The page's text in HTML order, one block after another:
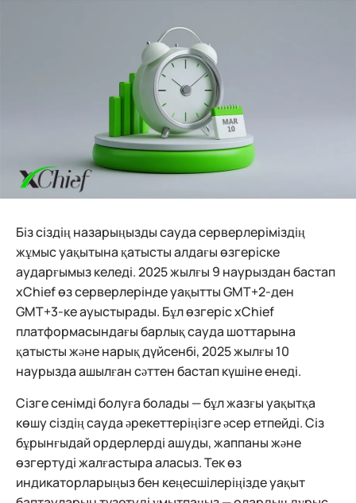
Біз сіздің назарыңызды сауда серверлеріміздің
жұмыс уақытына қатысты алдағы өзгеріске
аударғымыз келеді. 2025 жылғы 9 наурыздан бастап
xChief өз серверлерінде уақытты GMT+2-ден
GMT+3-ке ауыстырады. Бұл өзгеріс xChief
платформасындағы барлық сауда шоттарына
қатысты және нарық дүйсенбі, 2025 жылғы 10
наурызда ашылған сәттен бастап күшіне енеді.
Сізге сенімді болуға болады — бұл жазғы уақытқа
көшу сіздің сауда әрекеттеріңізге әсер етпейді. Сіз
бұрынғыдай ордерлерді ашуды, жаппаны және
өзгертуді жалғастыра аласыз. Тек өз
индикаторларыңыз бен кеңесшілеріңізде уақыт